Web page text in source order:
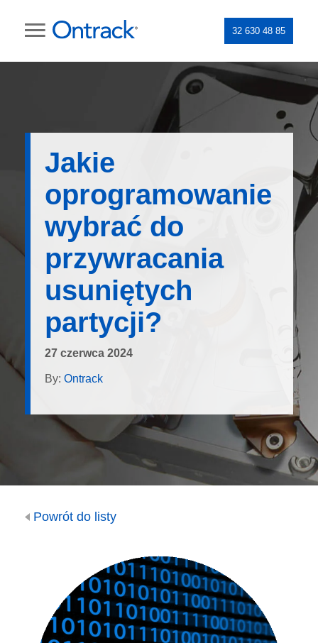
32 630 48 85
Jakie
oprogramowanie
wybrać do
przywracania
usuniętych
partycji?
27 czerwca 2024
By: Ontrack
Powrót do listy